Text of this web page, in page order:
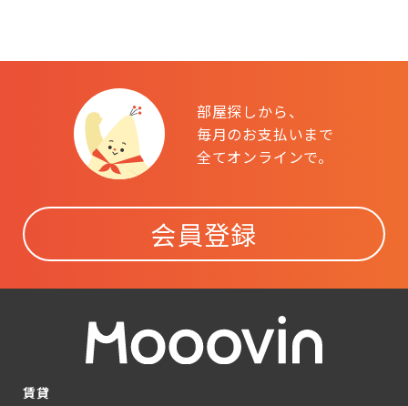
部屋探しから、
毎月のお支払いまで
全てオンラインで。
会員登録
賃貸